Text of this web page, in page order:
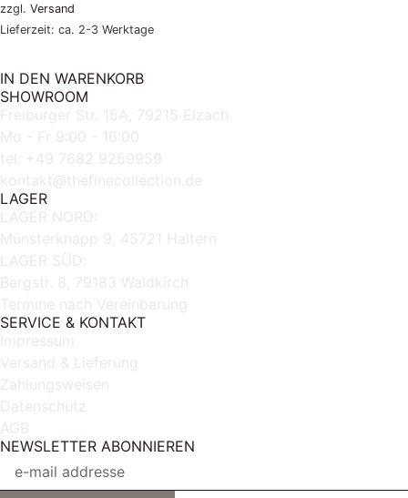
zzgl. Versand
Lieferzeit: ca. 2-3 Werktage
IN DEN WARENKORB
SHOWROOM
Freiburger Str. 15A, 79215 Elzach
Mo - Fr 9:00 - 16:00
tel: +49 7682 9259959
kontakt@thefinecollection.de
LAGER
LAGER NORD:
Münsterknapp 9, 45721 Haltern
LAGER SÜD:
Bergstr. 8, 79183 Waldkirch
Termine nach Vereinbarung
SERVICE & KONTAKT
Impressum
Versand & Lieferung
Zahlungsweisen
Datenschutz
AGB
NEWSLETTER ABONNIEREN